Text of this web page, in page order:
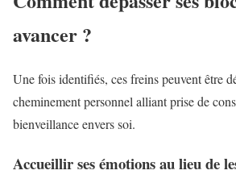
avancer ?
Une fois identifiés, ces freins peuvent être
cheminement personnel alliant prise de
bienveillance envers soi.
Accueillir ses émotions au lieu de